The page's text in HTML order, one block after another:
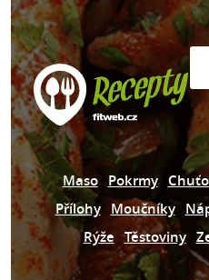
Maso Pokrmy
Přílohy Moučníky
Rýže Těstoviny